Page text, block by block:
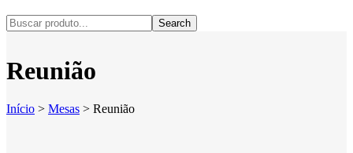
Search
Reunião
Início > Mesas > Reunião